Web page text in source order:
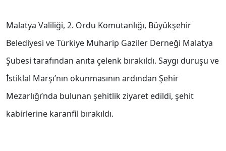
Malatya Valiliği, 2. Ordu Komutanlığı, Büyükşehir
Belediyesi ve Türkiye Muharip Gaziler Derneği Malatya
Şubesi tarafından anıta çelenk bırakıldı. Saygı duruşu ve
İstiklal Marşı’nın okunmasının ardından Şehir
Mezarlığı’nda bulunan şehitlik ziyaret edildi, şehit
kabirlerine karanfil bırakıldı.